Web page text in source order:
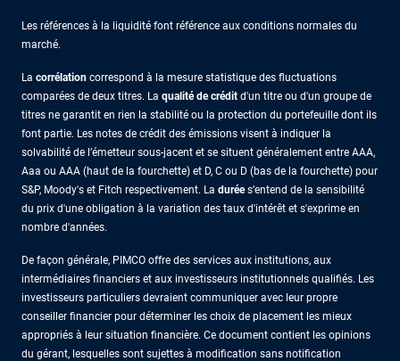
Les références à la liquidité font référence aux conditions normales du
marché.
La corrélation correspond à la mesure statistique des fluctuations
comparées de deux titres. La qualité de crédit d'un titre ou d'un groupe de
titres ne garantit en rien la stabilité ou la protection du portefeuille dont ils
font partie. Les notes de crédit des émissions visent à indiquer la
solvabilité de l’émetteur sous-jacent et se situent généralement entre AAA,
Aaa ou AAA (haut de la fourchette) et D, C ou D (bas de la fourchette) pour
S&P, Moody's et Fitch respectivement. La durées’entend de la sensibilité
du prix d'une obligation à la variation des taux d'intérêt et s'exprime en
nombre d'années.
De façon générale, PIMCO offre des services aux institutions, aux
intermédiaires financiers et aux investisseurs institutionnels qualifiés. Les
investisseurs particuliers devraient communiquer avec leur propre
conseiller financier pour déterminer les choix de placement les mieux
appropriés à leur situation financière. Ce document contient les opinions
du gérant, lesquelles sont sujettes à modification sans notification